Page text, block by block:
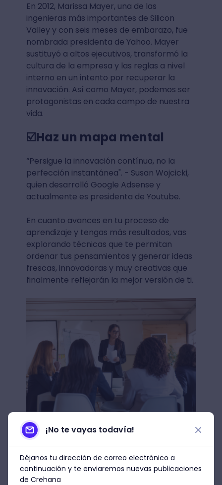
En 2012, Marissa Mayer, una de las
ingenieras más importantes de Silicon
Valley y con seis meses de embarazo, fue
nombrada presidenta de Yahoo. Mayer
sustituyó a altos ejecutivos, transformó la
cultura de la empresa y las reglas a nivel
interno en un intento por recuperar la
innovación. Así como Mayer, podemos ser
protagonistas en cada campo de nuestra
vida.
☑️Haz un mapa mental
“Persigue la innovación contínua, no la
perfección instantánea". - Susan Wojcicki,
quien desarrolló Google Adsense y
actualmente es presidenta de Youtube.
En cuanto avances en tu proceso de
aprendizaje y tengas más resultados, vas
explorando técnicas que te permitan
ordenar tus pensamientos y generar ideas
frescas, innovadoras y muy creativas que
finalmente reflejarán la mejor versión de ti.
Imagen: Freepik
☑️No le tengas miedo a los
riesgos
¡No te vayas todavía!
Déjanos tu dirección de correo electrónico a
continuación y te enviaremos nuevas publicaciones
de Crehana